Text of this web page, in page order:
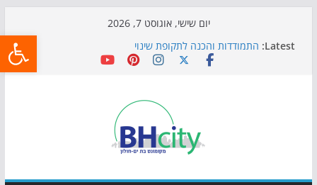
יום שישי, אוגוסט 7, 2026
Latest: התמודדות והכנה לתקופת שינוי
אי ההרפתקאות ממשיך לכבוש את הגינות: מאות משפחות
כדורגל באווירה מיוחדת: הקרנת גמר המונדיאל בטרמינל
הקיץ של בני הנוער בבת־ים: חוף הריביירה הופך למרחב
בטוח בשעות הערב